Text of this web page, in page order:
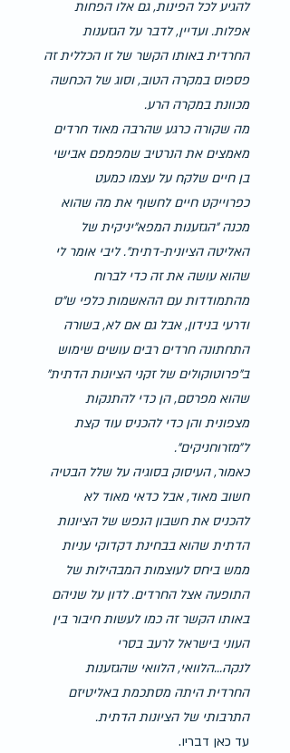
להגיע לכל הפינות, גם אלו הפחות
אפלות. ועדיין, לדבר על הגזענות
החרדית באותו הקשר של זו הכללית זה
פספוס במקרה הטוב, וסוג של הכחשה
מכוונת במקרה הרע.
מה שקורה כרגע שהרבה מאוד חרדים
מאמצים את הנרטיב שמפמפם אבישי
בן חיים שלקח על עצמו כמעט
כפרוייקט חיים לחשוף את מה שהוא
מכנה ״הגזענות המפא״יניקית של
האליטה הציונית-דתית״. ליבי אומר לי
שהוא עושה את זה כדי לברוח
מהתמודדות עם ההאשמות כלפי ש״ס
ודרעי בנידון, אבל גם אם לא, בשורה
התחתונה חרדים רבים עושים שימוש
ב״פרוטוקולים של זקני הציונות הדתית״
שהוא מפרסם, הן כדי להתנקות
מצפונית והן כדי להכניס עוד קצת
ל״מזרוחניקים״.
כאמור, העיסוק בסוגיה על שלל הבטיה
חשוב מאוד, אבל כדאי מאוד לא
להכניס את חשבון הנפש של הציונות
הדתית שהוא בבחינת דקדוקי עניות
ממש ביחס לעוצמות המבהילות של
התופעה אצל החרדים. לדון על שניהם
באותו הקשר זה כמו לעשות חיבור בין
העוני בישראל לרעב בסרי
לנקה...הלוואי, הלוואי שהגזענות
החרדית היתה מסתכמת באליטיזם
התרבותי של הציונות הדתית.
עד כאן דבריו.